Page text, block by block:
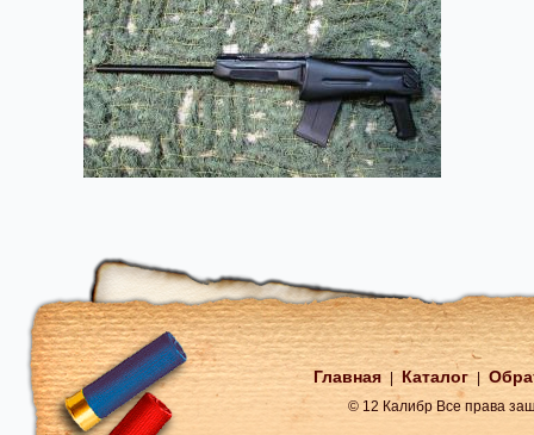
Главная Каталог
© 12 Калибр Все права